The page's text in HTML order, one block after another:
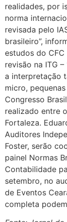
realidades, por
norma
revisada pelo
brasileiro”,
estudos do
revisão na ITG
a interpretação
micro,
Congresso
realizado entre
Fortaleza.
Auditores
Foster, serão
painel Normas
Contabilidade
setembro, no
de Eventos
completa